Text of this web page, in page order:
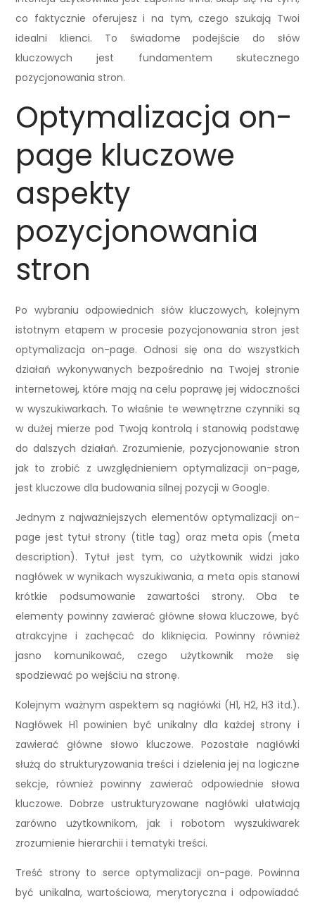
co faktycznie oferujesz i na tym, czego szukają Twoi
idealni klienci. To świadome podejście do słów
kluczowych jest fundamentem skutecznego
pozycjonowania stron.
Optymalizacja on-
page kluczowe
aspekty
pozycjonowania
stron
Po wybraniu odpowiednich słów kluczowych, kolejnym
istotnym etapem w procesie pozycjonowania stron jest
optymalizacja on-page. Odnosi się ona do wszystkich
działań wykonywanych bezpośrednio na Twojej stronie
internetowej, które mają na celu poprawę jej widoczności
w wyszukiwarkach. To właśnie te wewnętrzne czynniki są
w dużej mierze pod Twoją kontrolą i stanowią podstawę
do dalszych działań. Zrozumienie, pozycjonowanie stron
jak to zrobić z uwzględnieniem optymalizacji on-page,
jest kluczowe dla budowania silnej pozycji w Google.
Jednym z najważniejszych elementów optymalizacji on-
page jest tytuł strony (title tag) oraz meta opis (meta
description). Tytuł jest tym, co użytkownik widzi jako
nagłówek w wynikach wyszukiwania, a meta opis stanowi
krótkie podsumowanie zawartości strony. Oba te
elementy powinny zawierać główne słowa kluczowe, być
atrakcyjne i zachęcać do kliknięcia. Powinny również
jasno komunikować, czego użytkownik może się
spodziewać po wejściu na stronę.
Kolejnym ważnym aspektem są nagłówki (H1, H2, H3 itd.).
Nagłówek H1 powinien być unikalny dla każdej strony i
zawierać główne słowo kluczowe. Pozostałe nagłówki
służą do strukturyzowania treści i dzielenia jej na logiczne
sekcje, również powinny zawierać odpowiednie słowa
kluczowe. Dobrze ustrukturyzowane nagłówki ułatwiają
zarówno użytkownikom, jak i robotom wyszukiwarek
zrozumienie hierarchii i tematyki treści.
Treść strony to serce optymalizacji on-page. Powinna
być unikalna, wartościowa, merytoryczna i odpowiadać